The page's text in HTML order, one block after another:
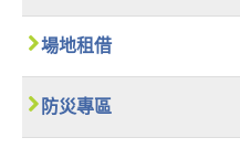
場地租借
防災專區